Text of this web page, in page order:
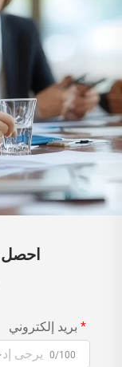
بريد إلكتروني
0/100